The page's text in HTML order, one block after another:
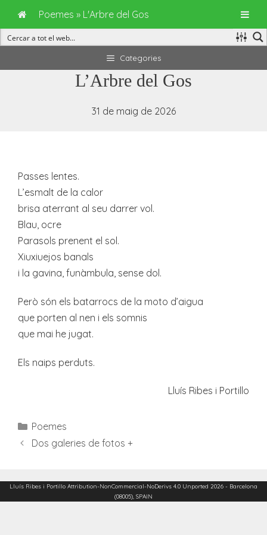
al
Categories
L’Arbre del Gos
31 de maig de 2026
Passes lentes.
L’esmalt de la calor
brisa aterrant al seu darrer vol.
Blau, ocre
Parasols prenent el sol.
Xiuxiuejos banals
i la gavina, funàmbula, sense dol.
Però són els batarrocs de la moto d’aigua
que porten al nen i els somnis
que mai he jugat.
Els naips perduts.
Lluís Ribes i Portillo
Categories
Poemes
Dos galeries de fotos +
Lluís Ribes i Portillo Attribution-NonCommercial-NoDerivs 4.0 Unported 2026 - Barcelona
(08005), SPAIN
Poemes » L'Arbre del Gos